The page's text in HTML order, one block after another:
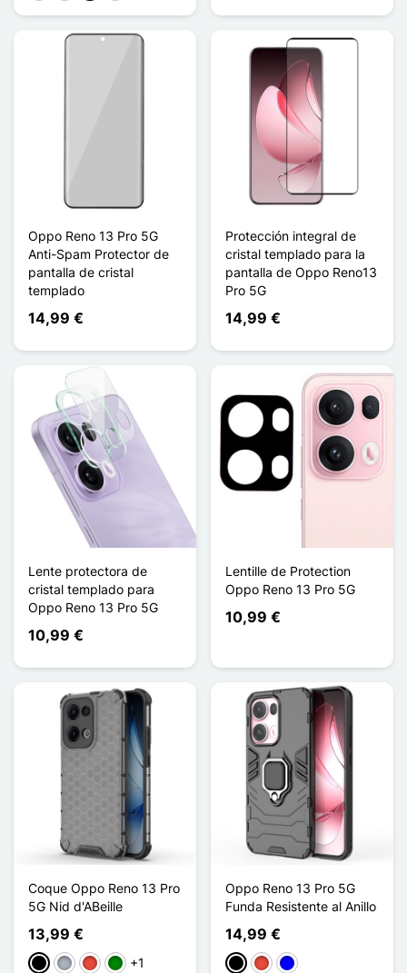
Oppo Reno 13 Pro 5G
Anti-Spam Protector de
pantalla de cristal
templado
14,99 €
Protección integral de
cristal templado para la
pantalla de Oppo Reno13
Pro 5G
14,99 €
Lente protectora de
cristal templado para
Oppo Reno 13 Pro 5G
10,99 €
Lentille de Protection
Oppo Reno 13 Pro 5G
10,99 €
Coque Oppo Reno 13 Pro
5G Nid d'ABeille
13,99 €
NegroGris RojoVerde
+1
Oppo Reno 13 Pro 5G
Funda Resistente al Anillo
14,99 €
NegroRojoAzul